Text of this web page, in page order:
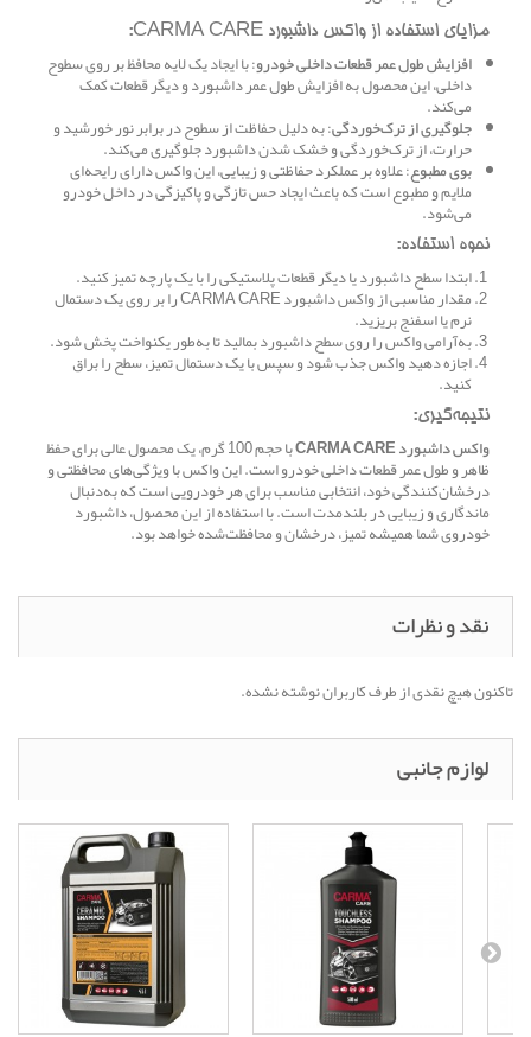
مزایای استفاده از واکس داشبورد CARMA CARE:
افزایش طول عمر قطعات داخلی خودرو: با ایجاد یک لایه محافظ بر روی سطوح
داخلی، این محصول به افزایش طول عمر داشبورد و دیگر قطعات کمک
می‌کند.
جلوگیری از ترک‌خوردگی: به دلیل حفاظت از سطوح در برابر نور خورشید و
حرارت، از ترک‌خوردگی و خشک شدن داشبورد جلوگیری می‌کند.
بوی مطبوع: علاوه بر عملکرد حفاظتی و زیبایی، این واکس دارای رایحه‌ای
ملایم و مطبوع است که باعث ایجاد حس تازگی و پاکیزگی در داخل خودرو
می‌شود.
نحوه استفاده:
ابتدا سطح داشبورد یا دیگر قطعات پلاستیکی را با یک پارچه تمیز کنید.
مقدار مناسبی از واکس داشبورد CARMA CARE را بر روی یک دستمال
نرم یا اسفنج بریزید.
به‌آرامی واکس را روی سطح داشبورد بمالید تا به‌طور یکنواخت پخش شود.
اجازه دهید واکس جذب شود و سپس با یک دستمال تمیز، سطح را براق
کنید.
نتیجه‌گیری:
واکس داشبورد CARMA CARE با حجم 100 گرم، یک محصول عالی برای حفظ
ظاهر و طول عمر قطعات داخلی خودرو است. این واکس با ویژگی‌های محافظتی و
درخشان‌کنندگی خود، انتخابی مناسب برای هر خودرویی است که به‌دنبال
ماندگاری و زیبایی در بلندمدت است. با استفاده از این محصول، داشبورد
خودروی شما همیشه تمیز، درخشان و محافظت‌شده خواهد بود.
نقد و نظرات
تاکنون هیچ نقدی از طرف کاربران نوشته نشده.
لوازم جانبی